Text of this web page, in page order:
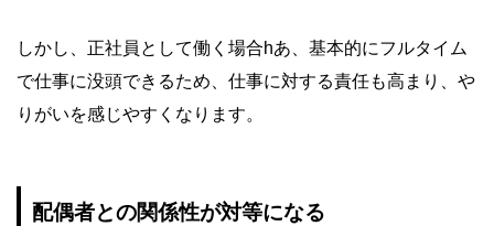
しかし、正社員として働く場合hあ、基本的にフルタイム
で仕事に没頭できるため、仕事に対する責任も高まり、や
りがいを感じやすくなります。
配偶者との関係性が対等になる